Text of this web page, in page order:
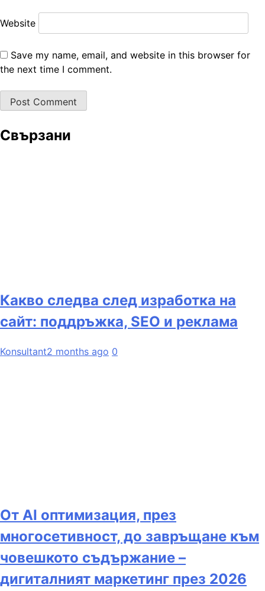
Website
Save my name, email, and website in this browser for
the next time I comment.
Свързани
Какво следва след изработка на
сайт: поддръжка, SEO и реклама
Konsultant2 months ago 0
От AI оптимизация, през
многосетивност, до завръщане към
човешкото съдържание –
дигиталният маркетинг през 2026